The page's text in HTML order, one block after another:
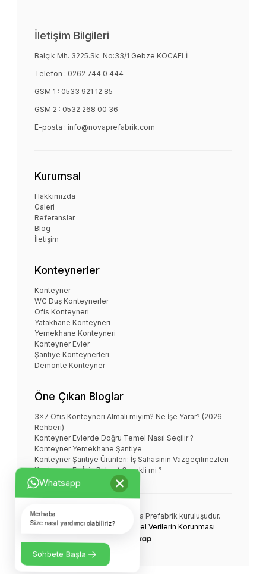
İletişim Bilgileri
Balçık Mh. 3225.Sk. No:33/1 Gebze KOCAELİ
Telefon : 0262 744 0 444
GSM 1 : 0533 921 12 85
GSM 2 : 0532 268 00 36
E-posta : info@novaprefabrik.com
Kurumsal
Hakkımızda
Galeri
Referanslar
Blog
İletişim
Konteynerler
Konteyner
WC Duş Konteynerler
Ofis Konteyneri
Yatakhane Konteyneri
Yemekhane Konteyneri
Konteyner Evler
Şantiye Konteynerleri
Demonte Konteyner
Öne Çıkan Bloglar
3x7 Ofis Konteyneri Almalı mıyım? Ne İşe Yarar? (2026
Rehberi)
Konteyner Evlerde Doğru Temel Nasıl Seçilir ?
Konteyner Yemekhane Şantiye
Konteyner Şantiye Ürünleri: İş Sahasının Vazgeçilmezleri
Konteyner Ev İçin Ruhsat Gerekli mi ?
NOVA KONTEYNER bir Nova Prefabrik kuruluşudur.
© Tüm Hakları Saklıdır.
Kişisel Verilerin Korunması
Whatsapp ×
Merhaba
Size nasıl yardımcı olabiliriz?
Sohbete Başla